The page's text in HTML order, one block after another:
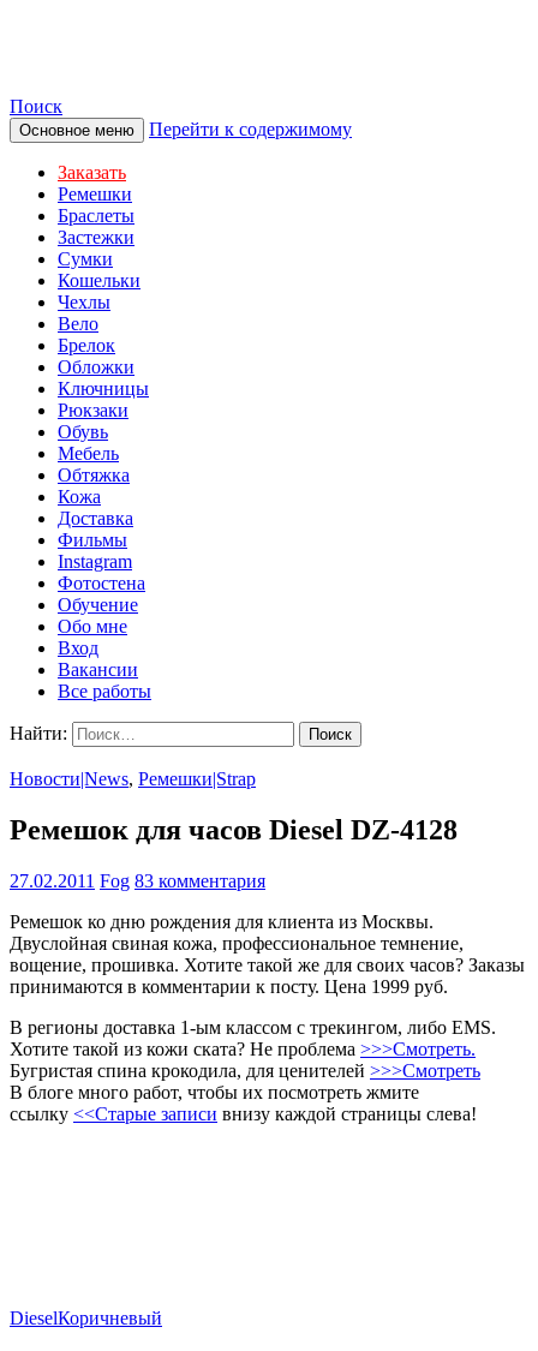
Поиск
Основное меню Перейти к содержимому
Заказать
Ремешки
Браслеты
Застежки
Сумки
Кошельки
Чехлы
Вело
Брелок
Обложки
Ключницы
Рюкзаки
Обувь
Мебель
Обтяжка
Кожа
Доставка
Фильмы
Instagram
Фотостена
Обучение
Обо мне
Вход
Вакансии
Все работы
Найти:
Новости|News, Ремешки|Strap
Ремешок для часов Diesel DZ-4128
27.02.2011 Fog 83 комментария
Ремешок ко дню рождения для клиента из Москвы.
Двуслойная свиная кожа, профессиональное темнение,
вощение, прошивка. Хотите такой же для своих часов? Заказы
принимаются в комментарии к посту. Цена 1999 руб.
В регионы доставка 1-ым классом с трекингом, либо EMS.
Хотите такой из кожи ската? Не проблема >>>Смотреть.
Бугристая спина крокодила, для ценителей >>>Смотреть
В блоге много работ, чтобы их посмотреть жмите
ссылку <<Старые записи внизу каждой страницы слева!
DieselКоричневый